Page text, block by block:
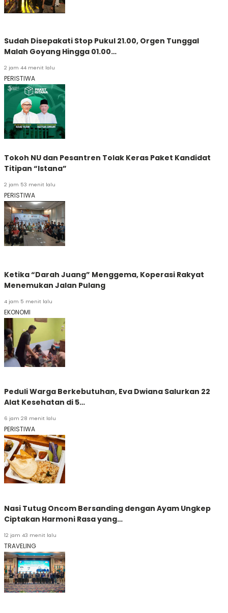
Sudah Disepakati Stop Pukul 21.00, Orgen Tunggal
Malah Goyang Hingga 01.00…
2 jam 44 menit lalu
PERISTIWA
Tokoh NU dan Pesantren Tolak Keras Paket Kandidat
Titipan “Istana”
2 jam 53 menit lalu
PERISTIWA
Ketika “Darah Juang” Menggema, Koperasi Rakyat
Menemukan Jalan Pulang
4 jam 5 menit lalu
EKONOMI
Peduli Warga Berkebutuhan, Eva Dwiana Salurkan 22
Alat Kesehatan di 5…
6 jam 28 menit lalu
PERISTIWA
Nasi Tutug Oncom Bersanding dengan Ayam Ungkep
Ciptakan Harmoni Rasa yang…
12 jam 43 menit lalu
TRAVELING